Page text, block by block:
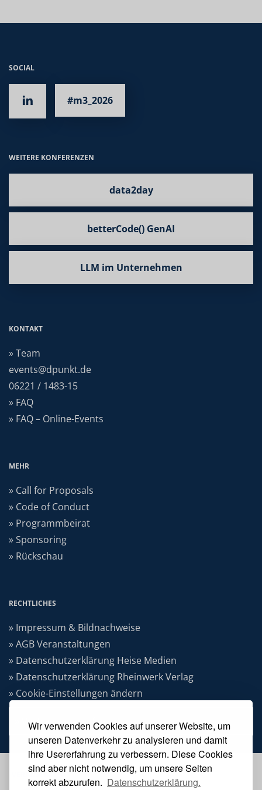
Wir verwenden Cookies auf unserer Website, um
unseren Datenverkehr zu analysieren und damit
ihre Usererfahrung zu verbessern. Diese Cookies
sind aber nicht notwendig, um unsere Seiten
korrekt abzurufen. Datenschutzerklärung.
SOCIAL
#m3_2026
WEITERE KONFERENZEN
data2day
betterCode() GenAI
LLM im Unternehmen
KONTAKT
» Team
events@dpunkt.de
06221 / 1483-15
» FAQ
» FAQ – Online-Events
MEHR
» Call for Proposals
» Code of Conduct
» Programmbeirat
» Sponsoring
» Rückschau
RECHTLICHES
» Impressum & Bildnachweise
» AGB Veranstaltungen
» Datenschutzerklärung Heise Medien
» Datenschutzerklärung Rheinwerk Verlag
» Cookie-Einstellungen ändern
» Vertrag widerrufen
VERANSTALTER